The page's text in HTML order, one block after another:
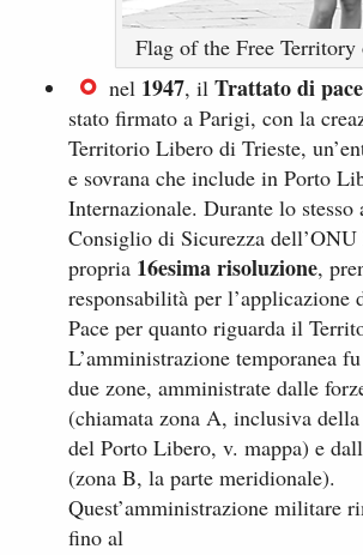
Flag of the Free Territory
nel 1947, ilTrattato di pace
stato firmato a Parigi, con la
Territorio Libero di Trieste,
e sovrana che include in Porto
Internazionale. Durante lo stesso
Consiglio di Sicurezza dell’ONU
propria 16esima risoluzione,
responsabilità per l’applicazione
Pace per quanto riguarda il
L’amministrazione temporanea
due zone, amministrate dalle
(chiamata zona A, inclusiva
del Porto Libero, v. mappa) e
(zona B, la parte meridionale).
Quest’amministrazione militare
fino al